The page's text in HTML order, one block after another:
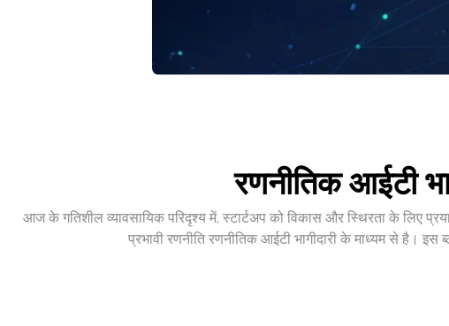
रणनीतिक आईटी
आज के गतिशील व्यावसायिक परिदृश्य में, स्टार्टअप को विकास और स्थिरता के लिए
प्रभावी रणनीति रणनीतिक आईटी भागीदारी के माध्यम से है।